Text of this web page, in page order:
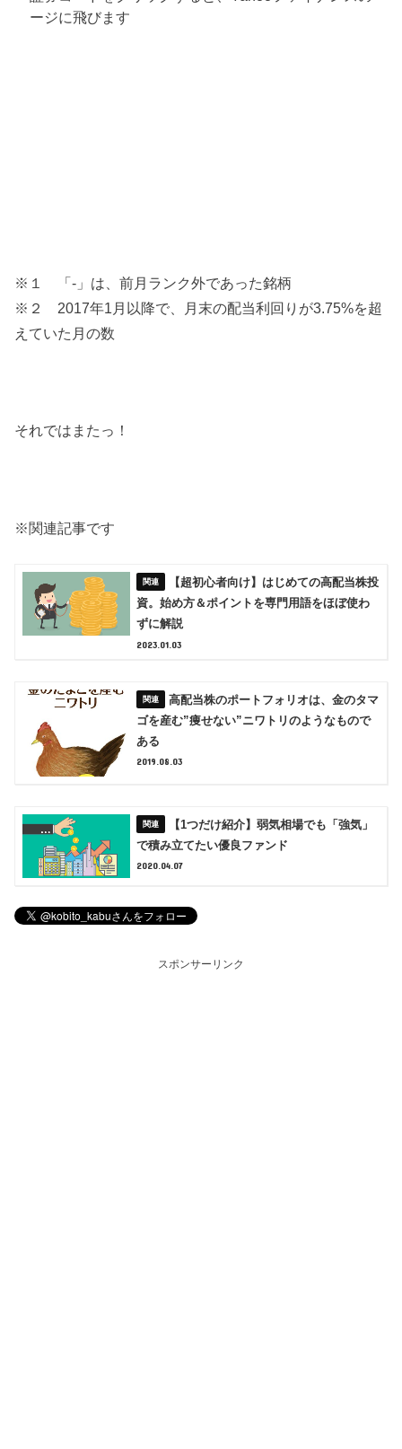
ージに飛びます
※１ 「-」は、前月ランク外であった銘柄
※２ 2017年1月以降で、月末の配当利回りが3.75%を超
えていた月の数
それではまたっ！
※関連記事です
【超初心者向け】はじめての高配当株投
資。始め方＆ポイントを専門用語をほぼ使わ
ずに解説
2023.01.03
高配当株のポートフォリオは、金のタマ
ゴを産む”痩せない”ニワトリのようなもので
ある
2019.08.03
【1つだけ紹介】弱気相場でも「強気」
で積み立てたい優良ファンド
2020.04.07
スポンサーリンク